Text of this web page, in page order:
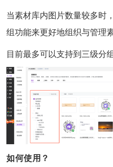
当素材库内图片数量较多时
组功能来更好地组织与管理素
目前最多可以支持到三级分组
如何使用？